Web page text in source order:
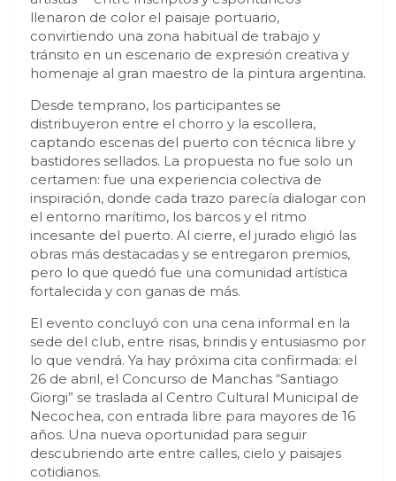
llenaron de color el paisaje portuario,
convirtiendo una zona habitual de trabajo y
tránsito en un escenario de expresión creativa y
homenaje al gran maestro de la pintura argentina.
Desde temprano, los participantes se
distribuyeron entre el chorro y la escollera,
captando escenas del puerto con técnica libre y
bastidores sellados. La propuesta no fue solo un
certamen: fue una experiencia colectiva de
inspiración, donde cada trazo parecía dialogar con
el entorno marítimo, los barcos y el ritmo
incesante del puerto. Al cierre, el jurado eligió las
obras más destacadas y se entregaron premios,
pero lo que quedó fue una comunidad artística
fortalecida y con ganas de más.
El evento concluyó con una cena informal en la
sede del club, entre risas, brindis y entusiasmo por
lo que vendrá. Ya hay próxima cita confirmada: el
26 de abril, el Concurso de Manchas “Santiago
Giorgi” se traslada al Centro Cultural Municipal de
Necochea, con entrada libre para mayores de 16
años. Una nueva oportunidad para seguir
descubriendo arte entre calles, cielo y paisajes
cotidianos.